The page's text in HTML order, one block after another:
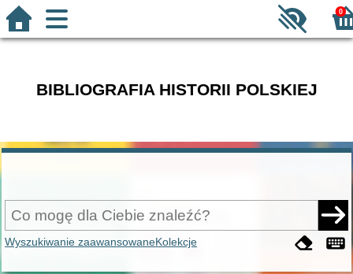
0
BIBLIOGRAFIA HISTORII POLSKIEJ
Wyszukiwanie zaawansowaneKolekcje